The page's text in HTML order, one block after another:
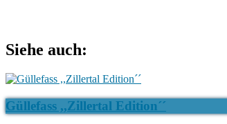
Siehe auch:
Güllefass ,,Zillertal Edition´´